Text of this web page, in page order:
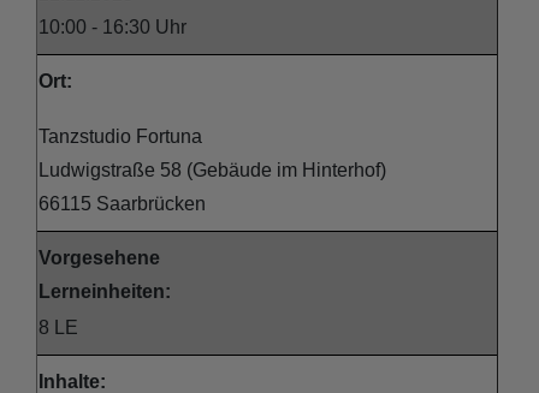
10:00 - 16:30 Uhr
Ort:
Tanzstudio Fortuna
Ludwigstraße 58 (Gebäude im Hinterhof)
66115 Saarbrücken
Vorgesehene
Lerneinheiten:
8 LE
Inhalte: